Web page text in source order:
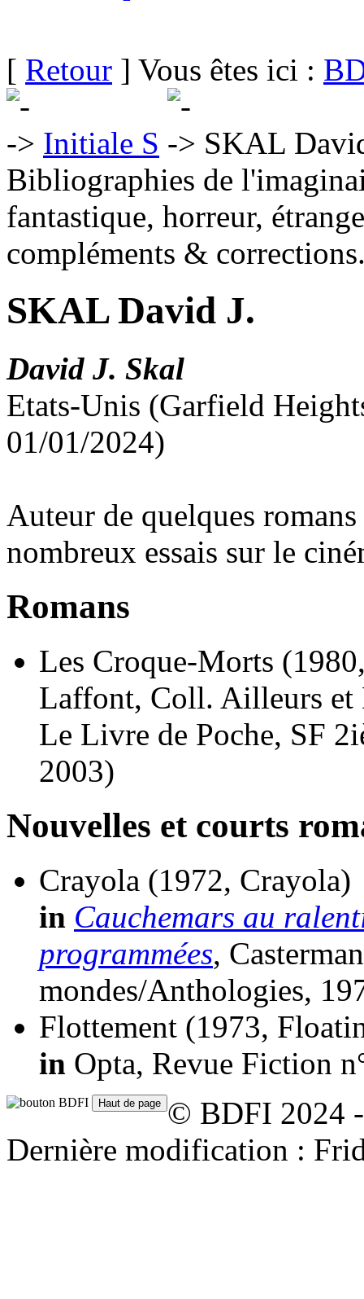
[ Retour ] Vous êtes ici :
Initiale S
SKAL
Bibliographies de
fantastique, horreur,
compléments &
SKAL David J.
David J. Skal
Etats-Unis (Garfield
01/01/2024)
Auteur de quelques
nombreux essais sur le
Romans
Les Croque-Morts
Laffont, Coll. Ailleurs et
Le Livre de Poche, SF
2003)
Nouvelles et courts
Crayola (1972, Crayola)
in Cauchemars au
programmées,
mondes/Anthologies,
Flottement (1973,
in Opta, Revue Fiction
© BDFI 2024
Dernière modification :